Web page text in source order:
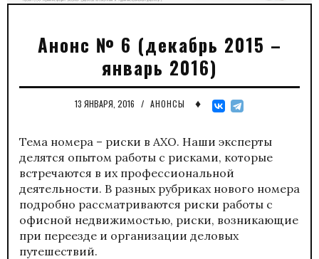
Анонс № 6 (декабрь 2015 –
январь 2016)
13 ЯНВАРЯ, 2016 / АНОНСЫ ♦
Тема номера – риски в АХО. Наши эксперты
делятся опытом работы с рисками, которые
встречаются в их профессиональной
деятельности. В разных рубриках нового номера
подробно рассматриваются риски работы с
офисной недвижимостью, риски, возникающие
при переезде и организации деловых
путешествий.